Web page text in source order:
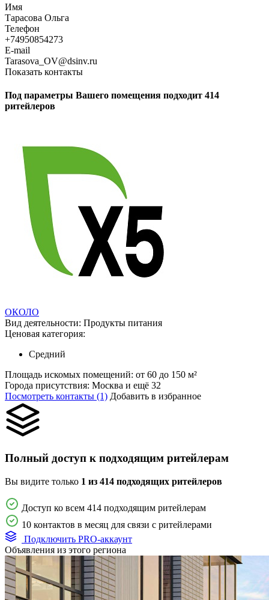
Имя
Тарасова Ольга
Телефон
+74950854273
E-mail
Tarasova_OV@dsinv.ru
Показать контакты
Под параметры Вашего помещения подходит 414
ритейлеров
ОКОЛО
Вид деятельности: Продукты питания
Ценовая категория:
Средний
Площадь искомых помещений: от 60 до 150 м²
Города присутствия: Москва и ещё 32
Посмотреть контакты (1) Добавить в избранное
Полный доступ к подходящим ритейлерам
Вы видите только 1 из 414 подходящих ритейлеров
Доступ ко всем 414 подходящим ритейлерам
10 контактов в месяц для связи с ритейлерами
Подключить PRO-аккаунт
Объявления из этого региона